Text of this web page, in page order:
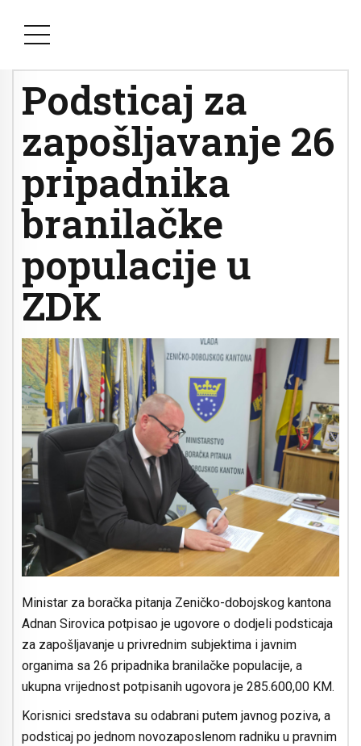
Podsticaj za
zapošljavanje 26
pripadnika
branilačke
populacije u
ZDK
Ministar za boračka pitanja Zeničko-dobojskog kantona
Adnan Sirovica potpisao je ugovore o dodjeli podsticaja
za zapošljavanje u privrednim subjektima i javnim
organima sa 26 pripadnika branilačke populacije, a
ukupna vrijednost potpisanih ugovora je 285.600,00 KM.
Korisnici sredstava su odabrani putem javnog poziva, a
podsticaj po jednom novozaposlenom radniku u pravnim